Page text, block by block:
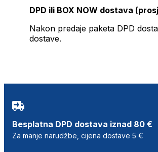
DPD ili BOX NOW dostava
Nakon predaje paketa DPD
dostave.
Besplatna DPD dostava iznad 80 €
Za manje narudžbe, cijena dostave 5 €